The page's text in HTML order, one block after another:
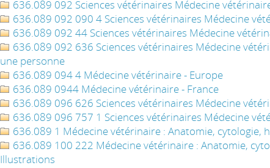
636.089 092 Sciences vétérinaires Médecine
636.089 092 090 4 Sciences vétérinaires Médecine
636.089 092 44 Sciences vétérinaires Médecine
636.089 092 636 Sciences vétérinaires Médecine
une personne
636.089 094 4 Médecine vétérinaire - Europe
636.089 0944 Médecine vétérinaire - France
636.089 096 626 Sciences vétérinaires Médecine
636.089 096 757 1 Sciences vétérinaires Médecine
636.089 1 Médecine vétérinaire : Anatomie, cytologie,
636.089 100 222 Médecine vétérinaire : Anatomie,
Illustrations